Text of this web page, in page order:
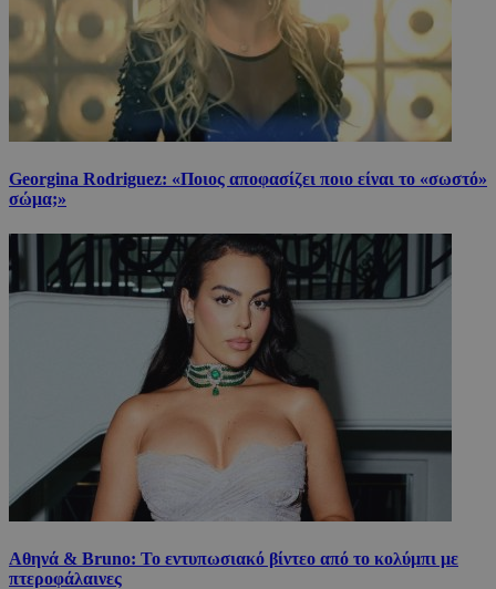
Georgina Rodriguez: «Ποιος αποφασίζει ποιο είναι το «σωστό»
σώμα;»
Αθηνά & Bruno: Το εντυπωσιακό βίντεο από το κολύμπι με
πτεροφάλαινες